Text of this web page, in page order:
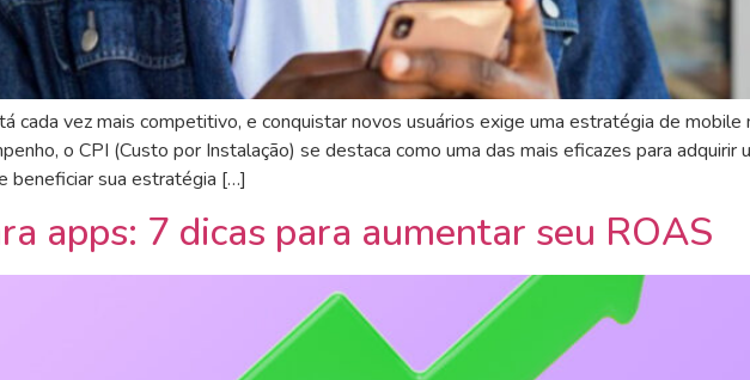
cada vez mais competitivo, e conquistar novos usuários exige uma estratégia de
o CPI (Custo por Instalação) se destaca como uma das mais eficazes para adquirir
beneficiar sua estratégia […]
apps: 7 dicas para aumentar seu ROAS